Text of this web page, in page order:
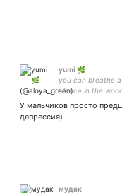
yumi 🌿
you can breathe
silence in the
У мальчиков просто
депрессия)
мудак